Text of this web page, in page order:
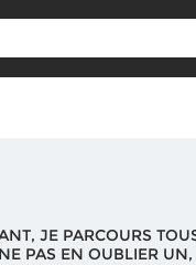
JE PARCOURS
PAS EN OUBLIER